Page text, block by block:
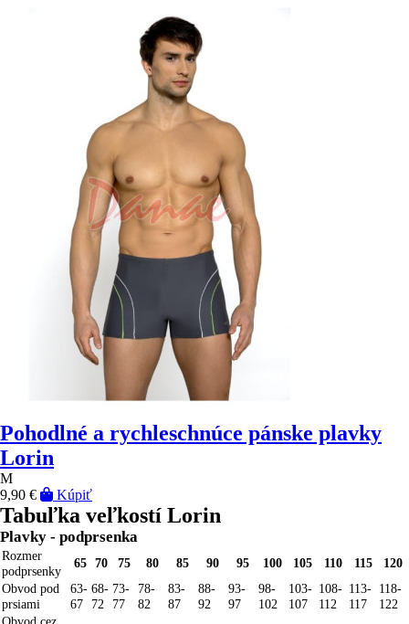
Pohodlné a rychleschnúce pánske plavky
Lorin
M
9,90 €
Kúpiť
Tabuľka veľkostí Lorin
Plavky - podprsenka
Rozmer
podprsenky
65 70 75 80 85 90 95 100 105 110 115
120
Obvod pod
prsiami
63-
67
68-
72
73-
77
78-
82
83-
87
88-
92
93-
97
98-
102
103-
107
108-
112
113-
117
118-
122